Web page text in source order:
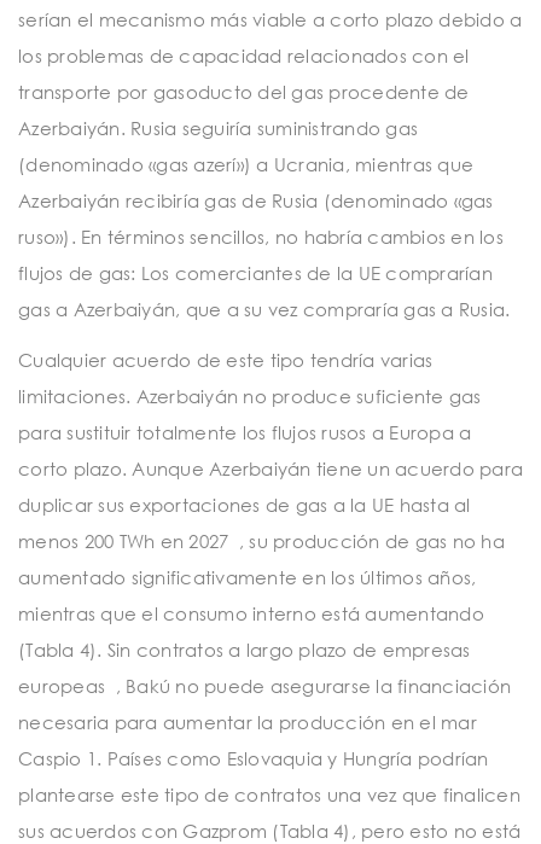
serían el mecanismo más viable a corto plazo debido a
los problemas de capacidad relacionados con el
transporte por gasoducto del gas procedente de
Azerbaiyán. Rusia seguiría suministrando gas
(denominado «gas azerí») a Ucrania, mientras que
Azerbaiyán recibiría gas de Rusia (denominado «gas
ruso»). En términos sencillos, no habría cambios en los
flujos de gas: Los comerciantes de la UE comprarían
gas a Azerbaiyán, que a su vez compraría gas a Rusia.
Cualquier acuerdo de este tipo tendría varias
limitaciones. Azerbaiyán no produce suficiente gas
para sustituir totalmente los flujos rusos a Europa a
corto plazo. Aunque Azerbaiyán tiene un acuerdo para
duplicar sus exportaciones de gas a la UE hasta al
menos 200 TWh en 2027 , su producción de gas no ha
aumentado significativamente en los últimos años,
mientras que el consumo interno está aumentando
(Tabla 4). Sin contratos a largo plazo de empresas
europeas , Bakú no puede asegurarse la financiación
necesaria para aumentar la producción en el mar
Caspio 1. Países como Eslovaquia y Hungría podrían
plantearse este tipo de contratos una vez que finalicen
sus acuerdos con Gazprom (Tabla 4), pero esto no está